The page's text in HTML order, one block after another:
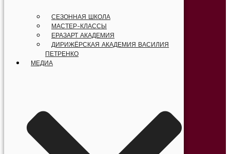
СЕЗОННАЯ ШКОЛА
МАСТЕР-КЛАССЫ
ЕРАЗАРТ АКАДЕМИЯ
ДИРИЖЁРСКАЯ АКАДЕМИЯ ВАСИЛИЯ
ПЕТРЕНКО
МЕДИА